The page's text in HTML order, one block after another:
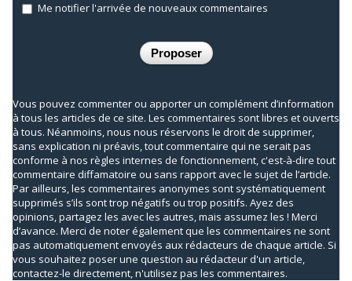
Me notifier l'arrivée de nouveaux commentaires
Vous pouvez commenter ou apporter un complément d’information
à tous les articles de ce site. Les commentaires sont libres et ouverts
à tous. Néanmoins, nous nous réservons le droit de supprimer,
sans explication ni préavis, tout commentaire qui ne serait pas
conforme à nos règles internes de fonctionnement, c'est-à-dire tout
commentaire diffamatoire ou sans rapport avec le sujet de l’article.
Par ailleurs, les commentaires anonymes sont systématiquement
supprimés s’ils sont trop négatifs ou trop positifs. Ayez des
opinions, partagez les avec les autres, mais assumez les ! Merci
d’avance. Merci de noter également que les commentaires ne sont
pas automatiquement envoyés aux rédacteurs de chaque article. Si
vous souhaitez poser une question au rédacteur d'un article,
contactez-le directement, n'utilisez pas les commentaires.